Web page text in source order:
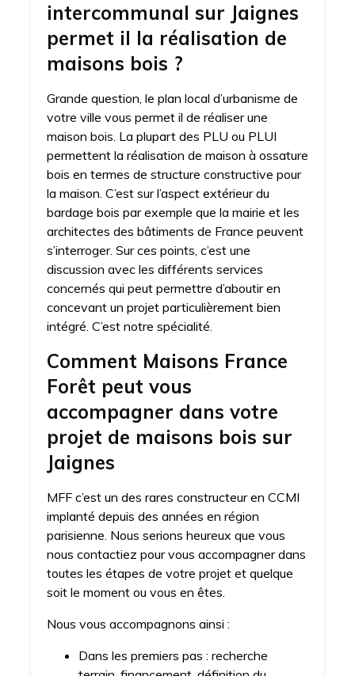
intercommunal sur Jaignes
permet il la réalisation de
maisons bois ?
Grande question, le plan local d’urbanisme de
votre ville vous permet il de réaliser une
maison bois. La plupart des PLU ou PLUI
permettent la réalisation de maison à ossature
bois en termes de structure constructive pour
la maison. C’est sur l’aspect extérieur du
bardage bois par exemple que la mairie et les
architectes des bâtiments de France peuvent
s’interroger. Sur ces points, c’est une
discussion avec les différents services
concernés qui peut permettre d’aboutir en
concevant un projet particulièrement bien
intégré. C’est notre spécialité.
Comment Maisons France
Forêt peut vous
accompagner dans votre
projet de maisons bois sur
Jaignes
MFF c’est un des rares constructeur en CCMI
implanté depuis des années en région
parisienne. Nous serions heureux que vous
nous contactiez pour vous accompagner dans
toutes les étapes de votre projet et quelque
soit le moment ou vous en êtes.
Nous vous accompagnons ainsi :
Dans les premiers pas : recherche